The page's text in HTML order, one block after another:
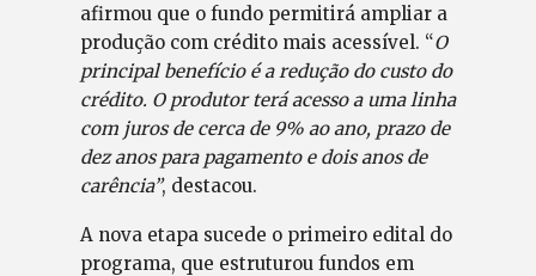
afirmou que o fundo permitirá ampliar a
produção com crédito mais acessível. “O
principal benefício é a redução do custo do
crédito. O produtor terá acesso a uma linha
com juros de cerca de 9% ao ano, prazo de
dez anos para pagamento e dois anos de
carência”, destacou.
A nova etapa sucede o primeiro edital do
programa, que estruturou fundos em